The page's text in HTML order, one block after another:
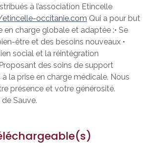
à l’association Etincelle
occitanie.com Qui a pour but
en charge globale et adaptée :• Se
être et des besoins nouveaux •
social et la réintégration
des soins de support
la prise en charge médicale. Nous
présence et votre générosité.
de Sauve.